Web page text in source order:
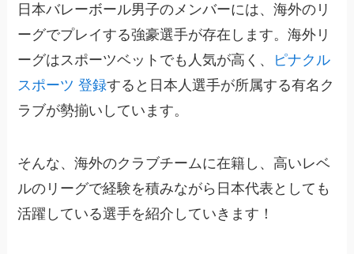
日本バレーボール男子のメンバーには、海外のリ
ーグでプレイする強豪選手が存在します。海外リ
ーグはスポーツベットでも人気が高く、
ピナクル
スポーツ 登録すると日本人選手が所属する有名ク
ラブが勢揃いしています。
そんな、海外のクラブチームに在籍し、高いレベ
ルのリーグで経験を積みながら日本代表としても
活躍している選手を紹介していきます！